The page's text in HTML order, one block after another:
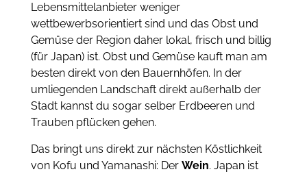
Lebensmittelanbieter weniger
wettbewerbsorientiert sind und das Obst und
Gemüse der Region daher lokal, frisch und billig
(für Japan) ist. Obst und Gemüse kauft man am
besten direkt von den Bauernhöfen. In der
umliegenden Landschaft direkt außerhalb der
Stadt kannst du sogar selber Erdbeeren und
Trauben pflücken gehen.
Das bringt uns direkt zur nächsten Köstlichkeit
von Kofu und Yamanashi: Der Wein. Japan ist